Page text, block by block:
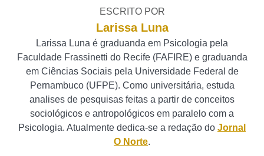
ESCRITO POR
Larissa Luna
Larissa Luna é graduanda em Psicologia pela
Faculdade Frassinetti do Recife (FAFIRE) e graduanda
em Ciências Sociais pela Universidade Federal de
Pernambuco (UFPE). Como universitária, estuda
analises de pesquisas feitas a partir de conceitos
sociológicos e antropológicos em paralelo com a
Psicologia. Atualmente dedica-se a redação do Jornal
O Norte.